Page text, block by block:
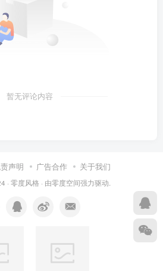
暂无评论内容
声明 广告合作 关于我们
· 零度风格 · 由零度空间强力驱动.